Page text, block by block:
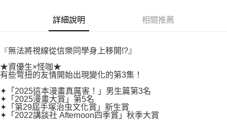
易，需依本服務之必要範圍內提供個人資料，並將交易相關給付款項請求債
https://aftee.tw/terms/#terms3
３．未成年的使用者請事先徵得法定代理人或監護人之同意方可使用
「AFTEE先享後付」，若未經同意申辦者引起之損失，本公司不負相關責
任。
時審查核予不同之上限額度；若仍有額度不足之情形，本公司將視審查結果
請求用戶進行身份認證。
５．嚴禁一人註冊多個帳號或使用他人資訊註冊。若發現惡意使用之情形，
恩沛科技股份有限公司將有權停止該用戶之使用額度並採取法律行動。
付款後7-11取貨
宅配
每筆NT$100，滿NT$800(含以上)免運費
國家/地區配送
詳細說明 相關推薦
『無法將視線從信樂同學身上移開!?』
★資優生×怪咖★
有些彆扭的友情開始出現變化的第3集！
✦「2025這本漫畫真厲害！」男生篇第3名
✦「2025漫畫大賞」第5名
✦「第29屆手塚治虫文化賞」新生賞
✦「2022講談社 Afternoon四季賞」秋季大賞